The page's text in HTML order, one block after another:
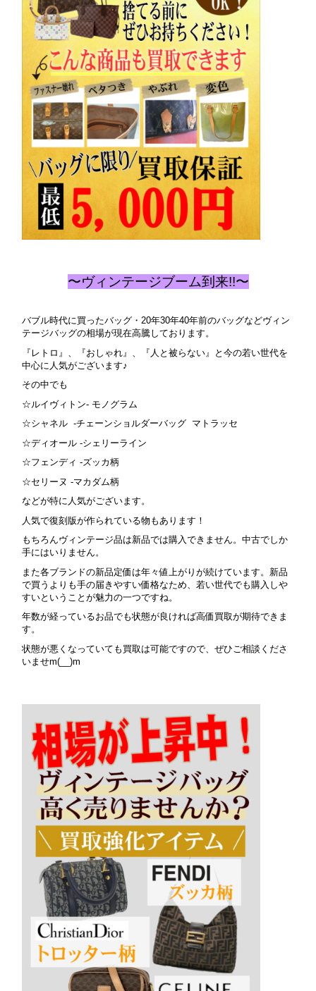
〜ヴィンテージブーム到来!!〜
バブル時代に買ったバッグ・20年30年40年前のバッグなどヴィン
テージバッグの相場が現在高騰しております。
『レトロ』、『おしゃれ』、『人と被らない』と今の若い世代を
中心に人気がございます♪
その中でも
☆ルイヴィトン- モノグラム
☆シャネル -チェーンショルダーバッグ マトラッセ
☆ディオール -シェリーライン
☆フェンディ -ズッカ柄
☆セリーヌ -マカダム柄
などが特に人気がございます。
人気で復刻版が作られている物もあります！
もちろんヴィンテージ品は新品では購入できません。中古でしか
手にはいりません。
また各ブランドの新品定価は年々値上がりが続けています。新品
で買うよりも手の届きやすい価格なため、若い世代でも購入しや
すいということが魅力の一つですね。
年数が経っているお品でも状態が良ければ高価買取が期待できま
す。
状態が悪くなっていても買取は可能ですので、ぜひご相談くださ
いませm(__)m